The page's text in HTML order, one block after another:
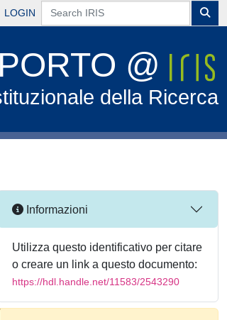
LOGIN
PORTO @
della Ricerca
Informazioni
Utilizza questo identificativo per citare
o creare un link a questo documento:
https://hdl.handle.net/11583/2543290